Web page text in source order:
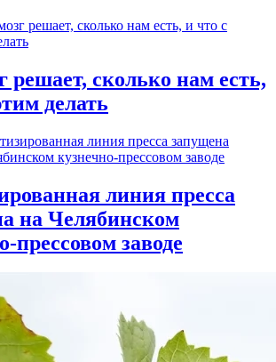
решает, сколько нам есть,
делать
линия пресса
на Челябинском
прессовом заводе